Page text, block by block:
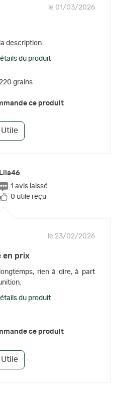
le 01/03/2026
description.
du produit
grains
ce produit
Utile
Lila46
1 avis laissé
0 utile reçu
le 23/02/2026
en prix
rien à dire, à part
du produit
ce produit
Utile